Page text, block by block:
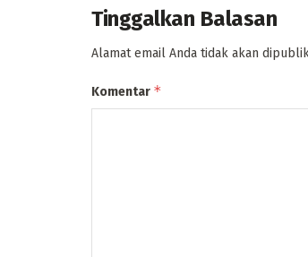
Tinggalkan Balasan
Alamat email Anda tidak akan
Komentar *